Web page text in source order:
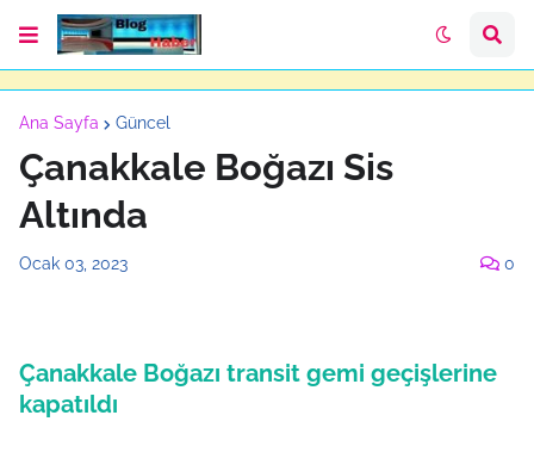
Ana Sayfa Güncel
Çanakkale Boğazı Sis
Altında
Ocak 03, 2023 0
Çanakkale Boğazı transit gemi geçişlerine
kapatıldı